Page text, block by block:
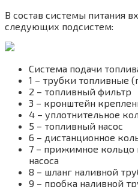
В состав системы питания
следующих подсистем:
Система подачи
1 – трубки топливные
2 – топливный фильтр
3 – кронштейн
4 – уплотнительное
5 – топливный насос
6 – дистанционное
7 – прижимное кольцо
насоса
8 – шланг наливной
9 – пробка наливной